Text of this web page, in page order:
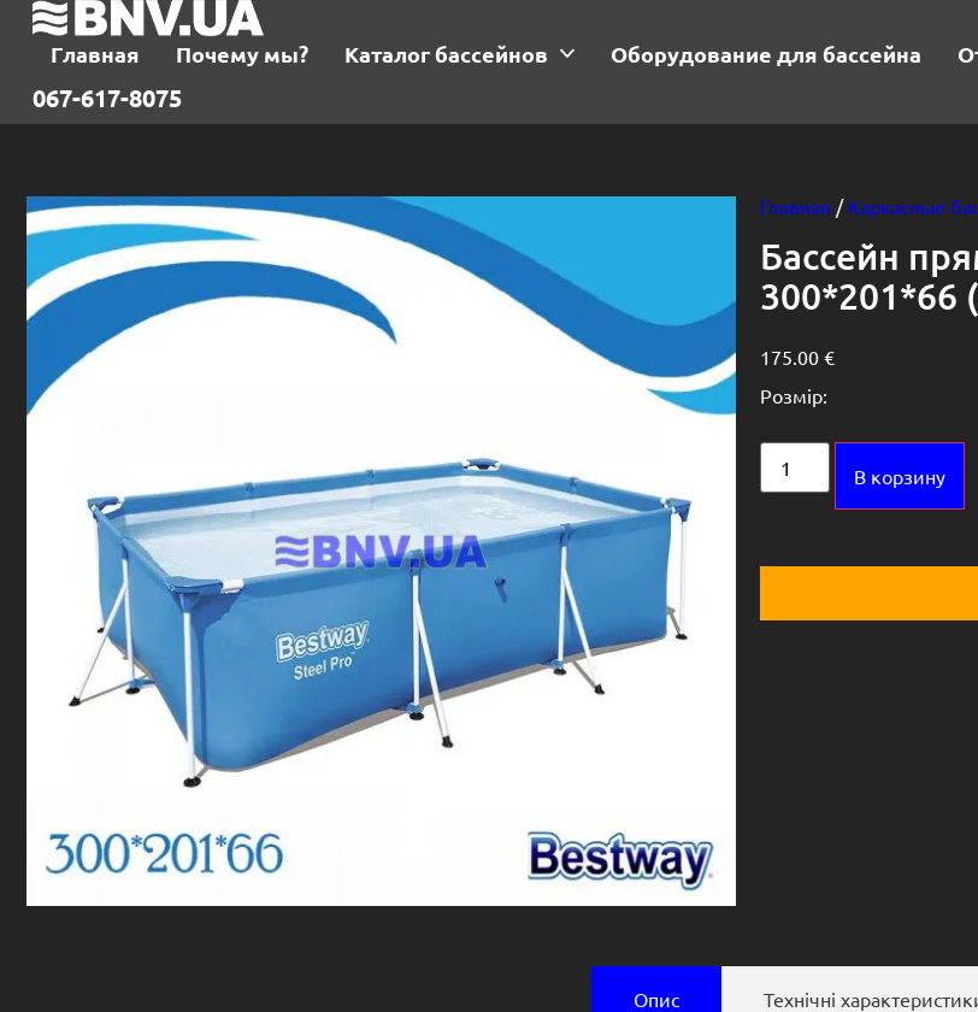
Главная Почему мы? Каталог бассейнов Оборудование для бассейна
067-617-8075
Главная / Каркасные
Бассейн
300*201*66
175.00€
Розмір:
В корзину
Опис
Технічні